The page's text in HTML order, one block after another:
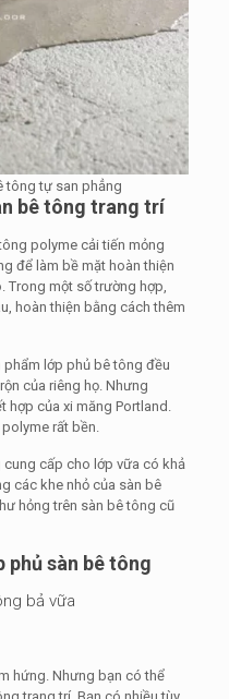
tông tự san phẳng
bê tông trang trí
polyme cải tiến mỏng
để làm bề mặt hoàn thiện
một số trường hợp,
hoàn thiện bằng cách thêm
phẩm lớp phủ bê tông đều
của riêng họ. Nhưng
của xi măng Portland.
rất bền.
cấp cho lớp vữa có khả
các khe nhỏ của sàn bê
hỏng trên sàn bê tông cũ
phủ sàn bê tông
bả vữa
hứng. Nhưng bạn có thể
trang trí. Bạn có nhiều tùy